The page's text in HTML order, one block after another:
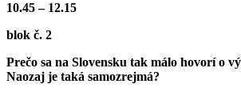
10.45 – 12.15
blok č. 2
Prečo sa na Slovensku tak málo hovorí o
Naozaj je taká samozrejmá?